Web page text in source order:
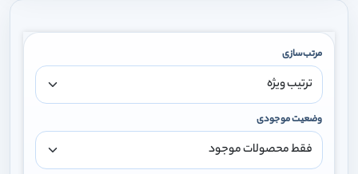
مرتب‌سازی
وضعیت موجودی